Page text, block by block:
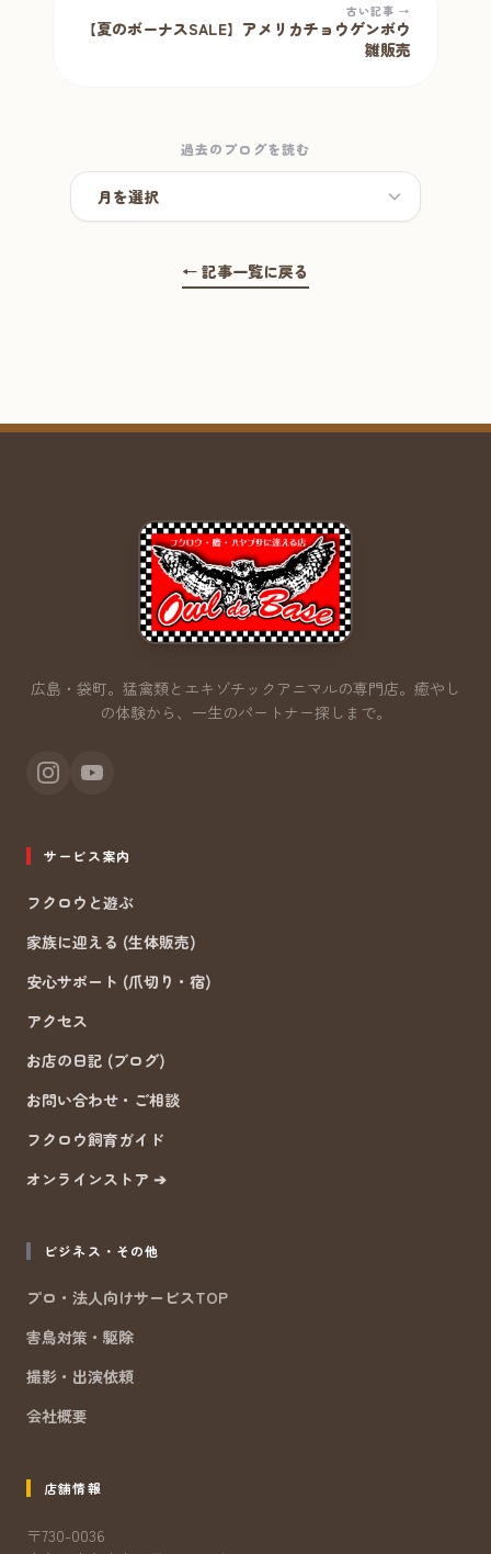
古い記事 →
【夏のボーナスSALE】アメリカチョウゲンボウ
雛販売
過去のブログを読む
← 記事一覧に戻る
広島・袋町。猛禽類とエキゾチックアニマルの専門店。 癒やし
の体験から、一生のパートナー探しまで。
サービス案内
フクロウと遊ぶ
家族に迎える (生体販売)
安心サポート (爪切り・宿)
アクセス
お店の日記 (ブログ)
お問い合わせ・ご相談
フクロウ飼育ガイド
オンラインストア ➔
ビジネス・その他
プロ・法人向けサービスTOP
害鳥対策・駆除
撮影・出演依頼
会社概要
店舗情報
〒730-0036